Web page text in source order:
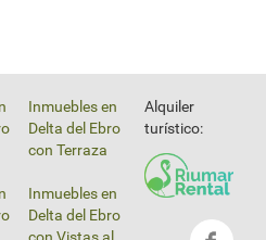
Inmuebles en
Delta del Ebro
con Terraza
Inmuebles en
Delta del Ebro
Alquiler
turístico: